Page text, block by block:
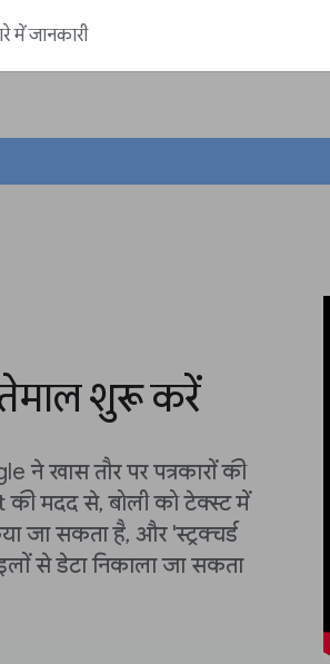
में जानकारी
शुरू करें
खास तौर पर पत्रकारों की
मदद से, बोली को टेक्स्ट में
जा सकता है, और 'स्ट्रक्चर्ड
से डेटा निकाला जा सकता